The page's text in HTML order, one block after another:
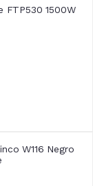
FTP530 1500W
W116 Negro